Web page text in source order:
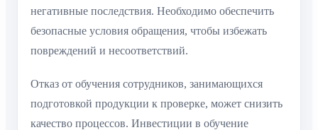
негативные последствия. Необходимо обеспечить
безопасные условия обращения, чтобы избежать
повреждений и несоответствий.
Отказ от обучения сотрудников, занимающихся
подготовкой продукции к проверке, может снизить
качество процессов. Инвестиции в обучение